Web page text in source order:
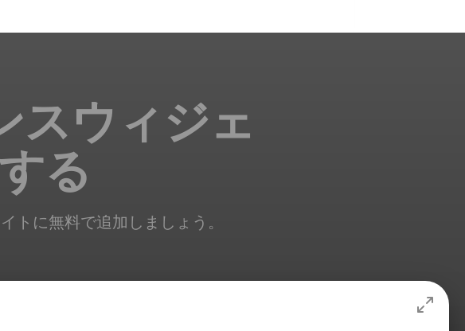
スウィジェ
る
トに無料で追加しましょう。